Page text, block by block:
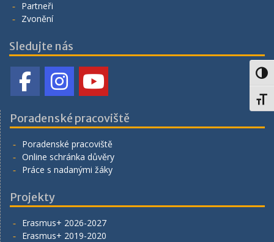
Partneři
Zvonění
Sledujte nás
Poradenské pracoviště
Poradenské pracoviště
Online schránka důvěry
Práce s nadanými žáky
Projekty
Erasmus+ 2026-2027
Erasmus+ 2019-2020